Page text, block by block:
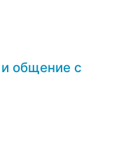
общение с